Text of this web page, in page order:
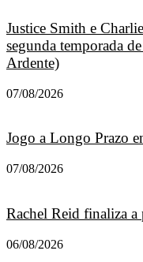
Justice Smith e
segunda temporada
Ardente)
07/08/2026
Jogo a Longo Prazo
07/08/2026
Rachel Reid finaliza
06/08/2026